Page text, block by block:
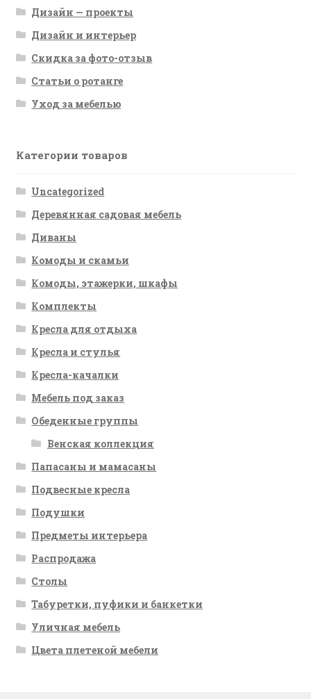
Дизайн — проекты
Дизайн и интерьер
Скидка за фото-отзыв
Статьи о ротанге
Уход за мебелью
Категории товаров
Uncategorized
Деревянная садовая мебель
Диваны
Комоды и скамьи
Комоды, этажерки, шкафы
Комплекты
Кресла для отдыха
Кресла и стулья
Кресла-качалки
Мебель под заказ
Обеденные группы
Венская коллекция
Папасаны и мамасаны
Подвесные кресла
Подушки
Предметы интерьера
Распродажа
Столы
Табуретки, пуфики и банкетки
Уличная мебель
Цвета плетеной мебели